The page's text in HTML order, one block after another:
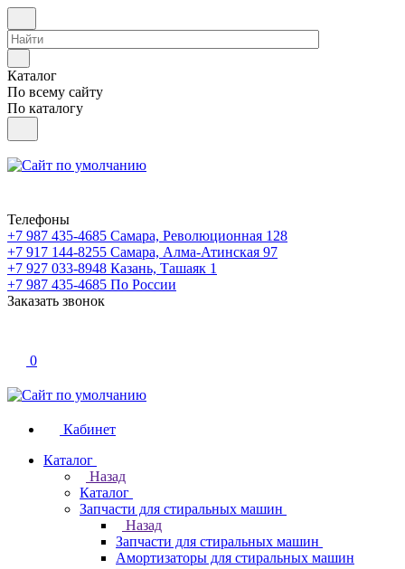
Каталог
По всему сайту
По каталогу
Телефоны
+7 987 435-4685 Самара, Революционная 128
+7 917 144-8255 Самара, Алма-Атинская 97
+7 927 033-8948 Казань, Ташаяк 1
+7 987 435-4685 По России
Заказать звонок
0
Кабинет
Каталог
Назад
Каталог
Запчасти для стиральных машин
Назад
Запчасти для стиральных машин
Амортизаторы для стиральных машин